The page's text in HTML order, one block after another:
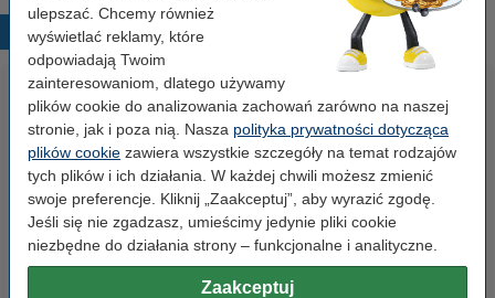
ulepszać. Chcemy również
wyświetlać reklamy, które
odpowiadają Twoim
zainteresowaniom, dlatego używamy
plików cookie do analizowania zachowań zarówno na naszej
stronie, jak i poza nią. Nasza polityka prywatności dotycząca
plików cookie zawiera wszystkie szczegóły na temat rodzajów
tych plików i ich działania. W każdej chwili możesz zmienić
swoje preferencje. Kliknij „Zaakceptuj”, aby wyrazić zgodę.
Jeśli się nie zgadzasz, umieścimy jedynie pliki cookie
niezbędne do działania strony – funkcjonalne i analityczne.
Zaakceptuj
Popularne produkty
123drukuj zamiennik Brother
TN-423BK toner czarny,
123drukuj zamiennik Zestaw
promocyjny: TN-423BK / C / M /